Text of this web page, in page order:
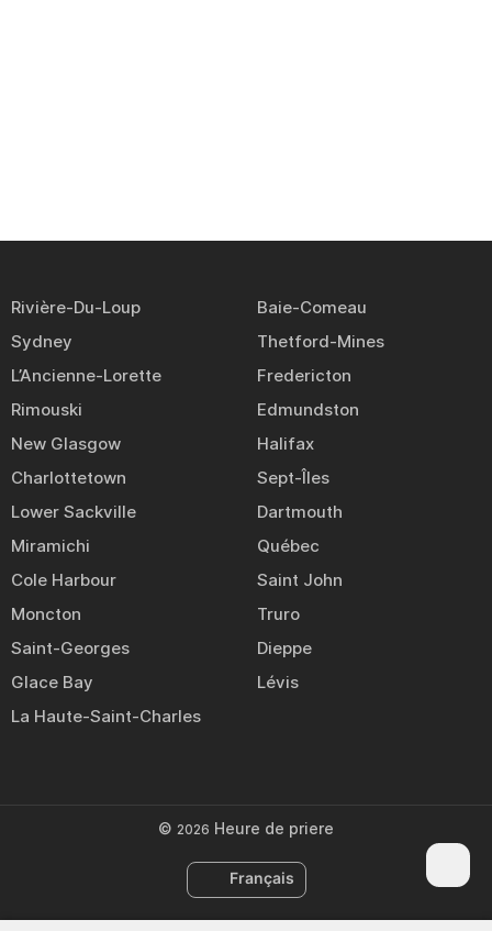
Rivière-Du-Loup
Baie-Comeau
Sydney
Thetford-Mines
L’Ancienne-Lorette
Fredericton
Rimouski
Edmundston
New Glasgow
Halifax
Charlottetown
Sept-Îles
Lower Sackville
Dartmouth
Miramichi
Québec
Cole Harbour
Saint John
Moncton
Truro
Saint-Georges
Dieppe
Glace Bay
Lévis
La Haute-Saint-Charles
© 2026 Heure de priere
Français